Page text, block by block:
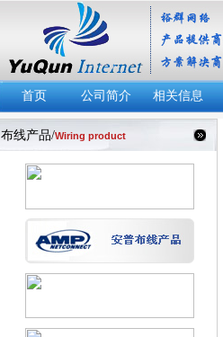
首页 公司简介 相关信息
布线产品/Wiring product